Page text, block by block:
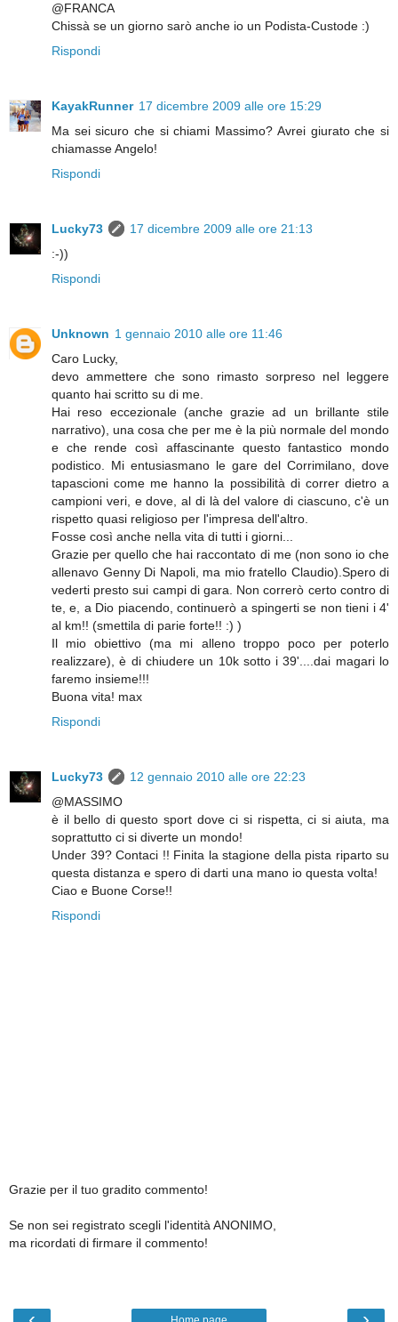
@FRANCA
Chissà se un giorno sarò anche io un Podista-Custode :)
Rispondi
KayakRunner 17 dicembre 2009 alle ore 15:29
Ma sei sicuro che si chiami Massimo? Avrei giurato che si
chiamasse Angelo!
Rispondi
Lucky73
17 dicembre 2009 alle ore 21:13
:-))
Rispondi
Unknown 1 gennaio 2010 alle ore 11:46
Caro Lucky,
devo ammettere che sono rimasto sorpreso nel leggere
quanto hai scritto su di me.
Hai reso eccezionale (anche grazie ad un brillante stile
narrativo), una cosa che per me è la più normale del mondo
e che rende così affascinante questo fantastico mondo
podistico. Mi entusiasmano le gare del Corrimilano, dove
tapascioni come me hanno la possibilità di correr dietro a
campioni veri, e dove, al di là del valore di ciascuno, c'è un
rispetto quasi religioso per l'impresa dell'altro.
Fosse così anche nella vita di tutti i giorni...
Grazie per quello che hai raccontato di me (non sono io che
allenavo Genny Di Napoli, ma mio fratello Claudio).Spero di
vederti presto sui campi di gara. Non correrò certo contro di
te, e, a Dio piacendo, continuerò a spingerti se non tieni i 4'
al km!! (smettila di parie forte!! :) )
Il mio obiettivo (ma mi alleno troppo poco per poterlo
realizzare), è di chiudere un 10k sotto i 39'....dai magari lo
faremo insieme!!!
Buona vita! max
Rispondi
Lucky73
12 gennaio 2010 alle ore 22:23
@MASSIMO
è il bello di questo sport dove ci si rispetta, ci si aiuta, ma
soprattutto ci si diverte un mondo!
Under 39? Contaci !! Finita la stagione della pista riparto su
questa distanza e spero di darti una mano io questa volta!
Ciao e Buone Corse!!
Rispondi
Grazie per il tuo gradito commento!
Se non sei registrato scegli l'identità ANONIMO,
ma ricordati di firmare il commento!